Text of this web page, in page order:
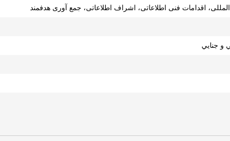
اقدامات فنی اطلاعاتی، اشراف اطلاعاتی، جمع آوری هدفمند
و جنايي